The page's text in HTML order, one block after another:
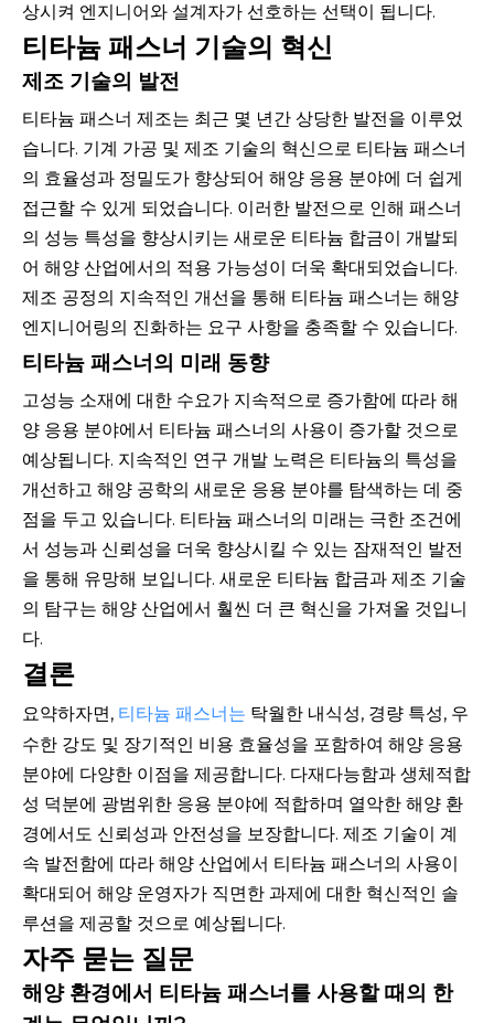
상시켜 엔지니어와 설계자가 선호하는 선택이 됩니다.
티타늄 패스너 기술의 혁신
제조 기술의 발전
티타늄 패스너 제조는 최근 몇 년간 상당한 발전을 이루었
습니다. 기계 가공 및 제조 기술의 혁신으로 티타늄 패스너
의 효율성과 정밀도가 향상되어 해양 응용 분야에 더 쉽게
접근할 수 있게 되었습니다. 이러한 발전으로 인해 패스너
의 성능 특성을 향상시키는 새로운 티타늄 합금이 개발되
어 해양 산업에서의 적용 가능성이 더욱 확대되었습니다.
제조 공정의 지속적인 개선을 통해 티타늄 패스너는 해양
엔지니어링의 진화하는 요구 사항을 충족할 수 있습니다.
티타늄 패스너의 미래 동향
고성능 소재에 대한 수요가 지속적으로 증가함에 따라 해
양 응용 분야에서 티타늄 패스너의 사용이 증가할 것으로
예상됩니다. 지속적인 연구 개발 노력은 티타늄의 특성을
개선하고 해양 공학의 새로운 응용 분야를 탐색하는 데 중
점을 두고 있습니다. 티타늄 패스너의 미래는 극한 조건에
서 성능과 신뢰성을 더욱 향상시킬 수 있는 잠재적인 발전
을 통해 유망해 보입니다. 새로운 티타늄 합금과 제조 기술
의 탐구는 해양 산업에서 훨씬 더 큰 혁신을 가져올 것입니
다.
결론
요약하자면, 티타늄 패스너는 탁월한 내식성, 경량 특성, 우
수한 강도 및 장기적인 비용 효율성을 포함하여 해양 응용
분야에 다양한 이점을 제공합니다. 다재다능함과 생체적합
성 덕분에 광범위한 응용 분야에 적합하며 열악한 해양 환
경에서도 신뢰성과 안전성을 보장합니다. 제조 기술이 계
속 발전함에 따라 해양 산업에서 티타늄 패스너의 사용이
확대되어 해양 운영자가 직면한 과제에 대한 혁신적인 솔
루션을 제공할 것으로 예상됩니다.
자주 묻는 질문
해양 환경에서 티타늄 패스너를 사용할 때의 한